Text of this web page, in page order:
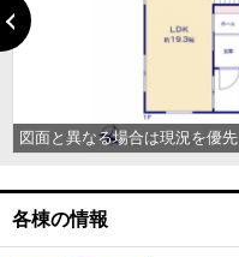
図面と異なる場合は現況を優先
各棟の情報